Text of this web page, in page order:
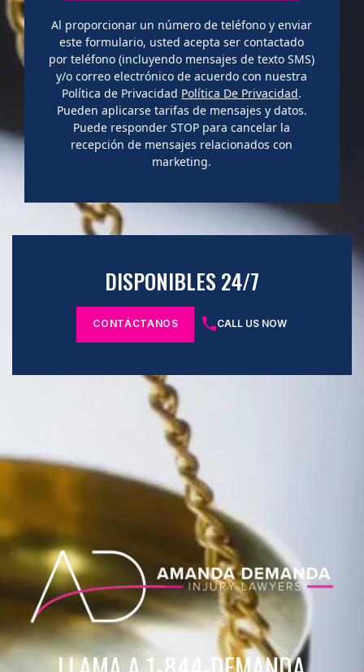
Al proporcionar un número de teléfono y enviar
este formulario, usted acepta ser contactado
por teléfono (incluyendo mensajes de texto SMS)
y/o correo electrónico de acuerdo con nuestra
Política de Privacidad Política De Privacidad.
Pueden aplicarse tarifas de mensajes y datos.
Puede responder STOP para cancelar la
recepción de mensajes relacionados con
marketing.
DISPONIBLES 24/7
CONTÁCTANOS CALL US NOW